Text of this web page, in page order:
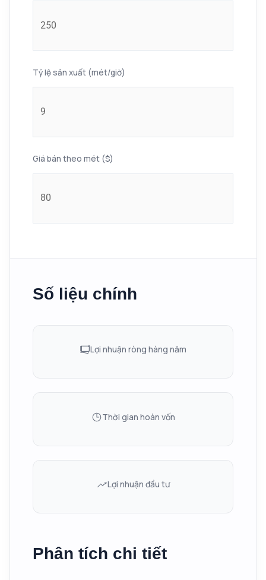
Tỷ lệ sản xuất (mét/giờ)
Giá bán theo mét ($)
Số liệu chính
Lợi nhuận ròng hàng năm
Thời gian hoàn vốn
Lợi nhuận đầu tư
Phân tích chi tiết